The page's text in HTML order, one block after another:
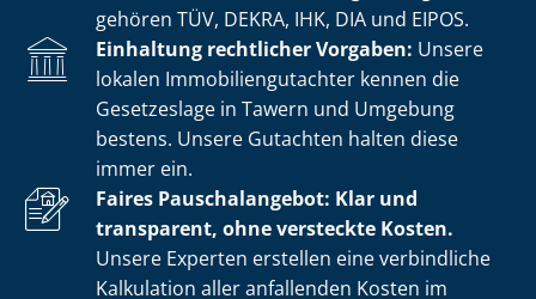
gehören TÜV, DEKRA, IHK, DIA und EIPOS.
Einhaltung rechtlicher Vorgaben: Unsere
lokalen Im­mo­bi­li­en­gut­ach­ter kennen die
Gesetzeslage in Tawern und Umgebung
bestens. Unsere Gutachten halten diese
immer ein.
Faires Pauschalangebot: Klar und
transparent, ohne versteckte Kosten.
Unsere Experten erstellen eine verbindliche
Kalkulation aller anfallenden Kosten im